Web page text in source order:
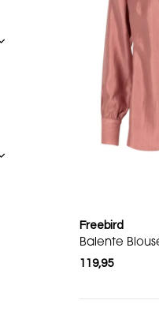
Freebird
Balente
119,95